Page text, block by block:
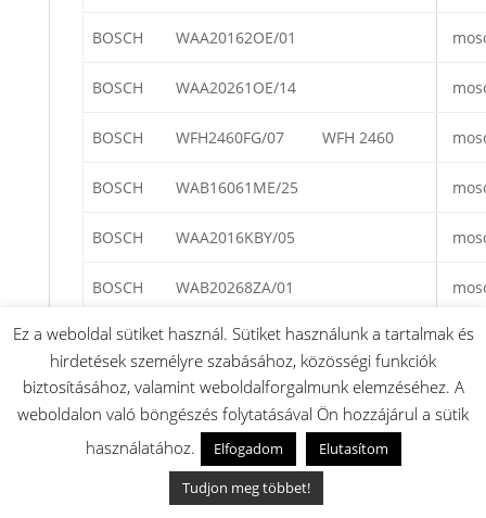
BOSCH WAA20162OE/01
BOSCH WAA20261OE/14
BOSCH WFH2460FG/07 WFH 2460
BOSCH WAB16061ME/25
BOSCH WAA2016KBY/05
BOSCH WAB20268ZA/01
BOSCH WAA2416KPL/20
BOSCH WFD1660BY/05 WFD 1660
BOSCH WAB20264PL/17 Classixx 6
WAB22066EE/24
Ez a weboldal sütiket használ. Sütiket használunk a tartalmak és
hirdetések személyre szabásához, közösségi funkciók
biztosításához, valamint weboldalforgalmunk elemzéséhez. A
weboldalon való böngészés folytatásával Ön hozzájárul a sütik
használatához.
Elfogadom
Elutasítom
Tudjon meg többet!